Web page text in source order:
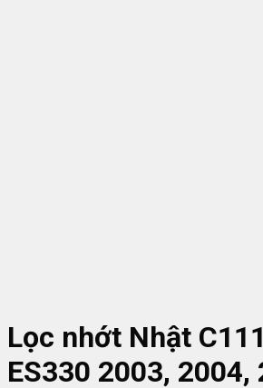
Lọc nhớt Nhật
ES330 2003, 2004,